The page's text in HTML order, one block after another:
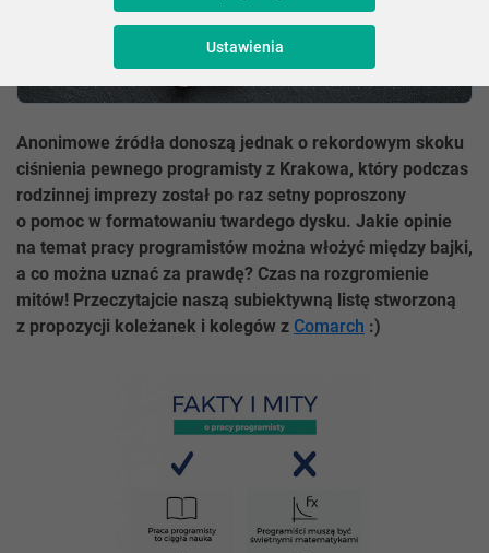
Anonimowe źródła donoszą jednak o rekordowym skoku
ciśnienia pewnego programisty z Krakowa, który podczas
rodzinnej imprezy został po raz setny poproszony
o pomoc w formatowaniu twardego dysku. Jakie opinie
na temat pracy programistów można włożyć między bajki,
a co można uznać za prawdę? Czas na rozgromienie
mitów! Przeczytajcie naszą subiektywną listę stworzoną
z propozycji koleżanek i kolegów z Comarch :)
Ustawienia